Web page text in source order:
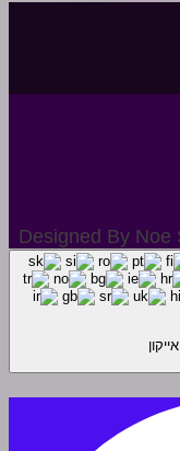
Designed By Noe